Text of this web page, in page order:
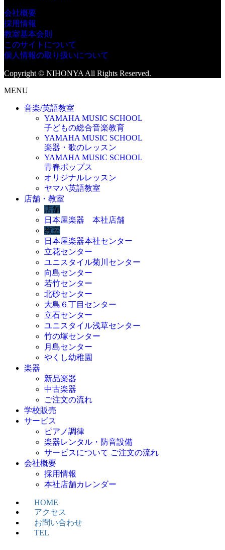
会社概要
採用情報
教室基本会則
このサイトについて
個人情報の取り扱いについて
Copyright © NIHONYA All Rights Reserved.
MENU
音楽/英語教室
YAMAHA MUSIC SCHOOL
子どもの総合音楽教育
YAMAHA MUSIC SCHOOL
楽器・歌のレッスン
YAMAHA MUSIC SCHOOL
青春ポップス
オリジナルレッスン
ヤマハ英語教室
店舗・教室
店舗
日本屋楽器 本社店舗
教室
日本屋楽器本社センター
立花センター
ユニスタイル菊川センター
向島センター
若竹センター
北砂センター
大島６丁目センター
立石センター
ユニスタイル浅草センター
竹の塚センター
月島センター
やくし幼稚園
楽器
新品楽器
中古楽器
ご注文の流れ
学校販売
サービス
ピアノ調律
楽器レンタル・防音設備
サービスについて ご注文の流れ
会社概要
採用情報
本社店舗カレンダー
HOME
アクセス
お問い合わせ
TEL